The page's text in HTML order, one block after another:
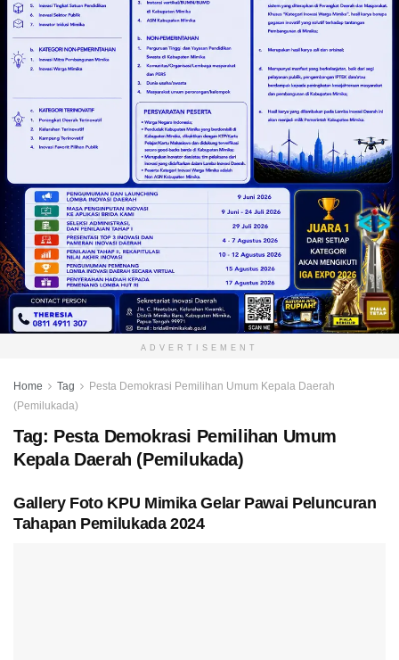
ADVERTISEMENT
Home Tag
Pesta Demokrasi Pemilihan Umum Kepala Daerah
(Pemilukada)
Tag: Pesta Demokrasi Pemilihan Umum
Kepala Daerah (Pemilukada)
Gallery Foto KPU Mimika Gelar Pawai Peluncuran
Tahapan Pemilukada 2024